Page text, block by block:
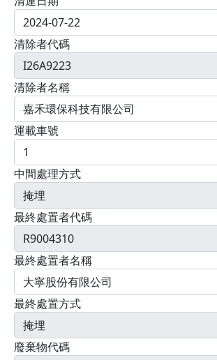
清除者代碼
清除者名稱
運載車號
中間處理方式
最終處置者代碼
最終處置者名稱
最終處置方式
廢棄物代碼